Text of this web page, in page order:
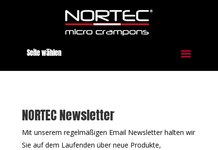
Seite wählen
NORTEC Newsletter
Mit unserem regelmäßigen Email Newsletter halten wir
Sie auf dem Laufenden über neue Produkte,